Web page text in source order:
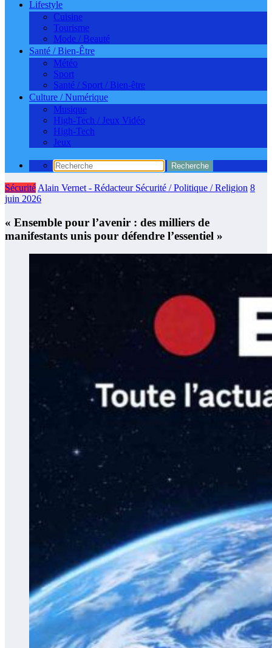
Lifestyle
Cuisine
Tourisme
Mode / Beauté
Santé / Bien-Être
Météo
Sport
Santé / Sport / Bien-être
Culture / Numérique
Musique
High-Tech / Jeux Vidéo
High-Tech
Jeux
Sécurité Alain Vernet - Rédacteur Sécurité / Politique / Religion 8
juin 2026
« Ensemble pour l’avenir : des milliers de
manifestants unis pour défendre l’essentiel »